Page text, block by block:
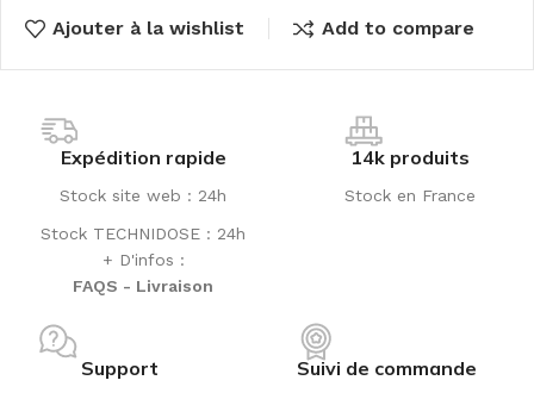
Ajouter à la wishlist Add to compare
Expédition rapide
Stock site web : 24h
Stock TECHNIDOSE : 24h
+ D'infos :
FAQS - Livraison
14k produits
Stock en France
Support Suivi de commande